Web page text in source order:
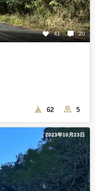
41 20
62 5
2023年10月23日